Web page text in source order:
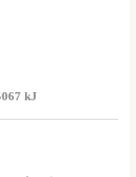
kJ